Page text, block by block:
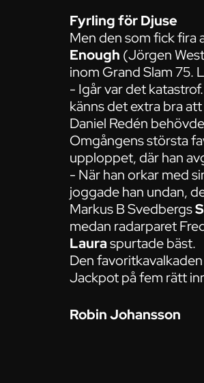
Fyrling för Djuse
Men den som fick fira
Enough (Jörgen
inom Grand Slam 75.
- Igår var det
känns det extra bra
Daniel Redén
Omgångens största
upploppet, där han
- När han orkar med
joggade han undan,
Markus B Svedbergs
medan radarparet
Lauraspurtade bäst.
Den
Jackpot på fem rätt
Robin Johansson